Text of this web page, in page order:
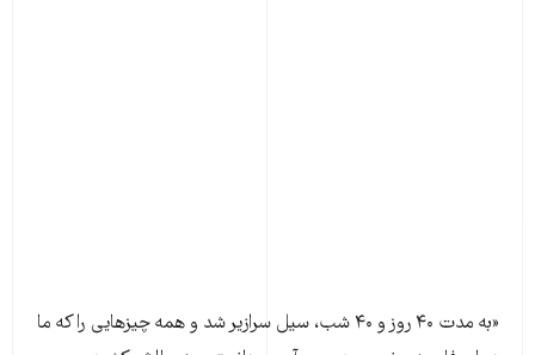
«به مدت ۴۰ روز و ۴۰ شب، سیل سرازیر شد و همه چیزهایی را که ما